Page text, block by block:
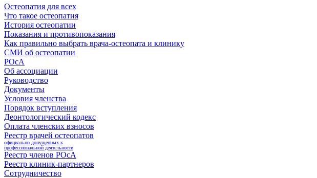
Остеопатия для всех
Что такое остеопатия
История остеопатии
Показания и противопоказания
Как правильно выбрать врача-остеопата и клинику
СМИ об остеопатии
РОсА
Об ассоциации
Руководство
Документы
Условия членства
Порядок вступления
Деонтологический кодекс
Оплата членских взносов
Реестр врачей остеопатов
официально допущенных к
профессиональной деятельности
Реестр членов РОсА
Реестр клиник-партнеров
Сотрудничество